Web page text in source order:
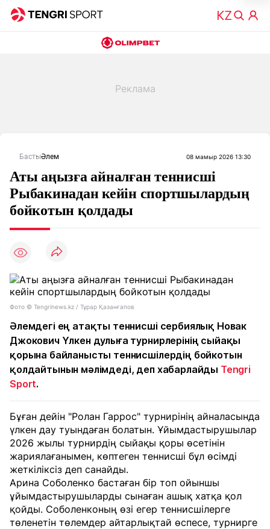
БастыӘлем 08 мамыр 2026 13:30
Аты аңызға айналған теннисші
Рыбакинадан кейін спортшылардың
бойкотын қолдады
Фото © Tengrinews.kz / Тұрар Қазанғапов
Әлемдегі ең атақты теннисші сербиялық Новак
Джокович Үлкен дулыға турнирлерінің сыйақы
қорына байланысты теннисшілердің бойкотын
қолдайтынын мәлімдеді, деп хабарлайды Tengri
Sport.
Бұған дейін "Ролан Гаррос" турнирінің айналасында
үлкен дау туындаған болатын. Ұйымдастырушылар
2026 жылы турнирдің сыйақы қоры өсетінін
жариялағанымен, көптеген теннисші бұл өсімді
жеткіліксіз деп санайды.
Арина Соболенко бастаған бір топ ойыншы
ұйымдастырушыларды сынаған ашық хатқа қол
қойды. Соболенконың өзі егер теннисшілерге
төленетін төлемдер айтарлықтай өспесе, турнирге